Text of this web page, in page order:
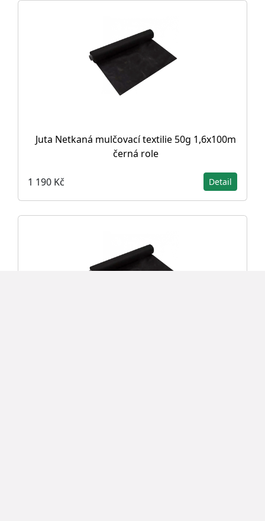
Juta Netkaná mulčovací textilie 50g 1,6x100m
černá role
1 190 Kč Detail